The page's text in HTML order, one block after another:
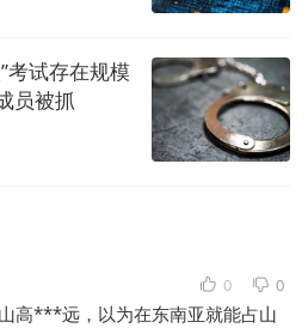
考试存在规模
员被抓
0 0
高***远，以为在东南亚就能占山